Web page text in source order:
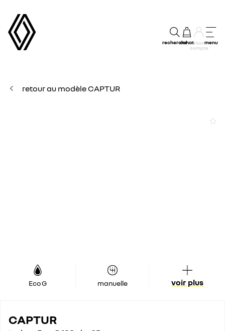
rechercheachatmon
compte
menu
retour au modèle CAPTUR
Eco G manuelle voir plus
CAPTUR